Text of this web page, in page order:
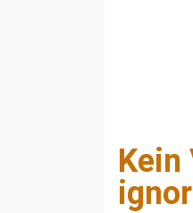
Kein